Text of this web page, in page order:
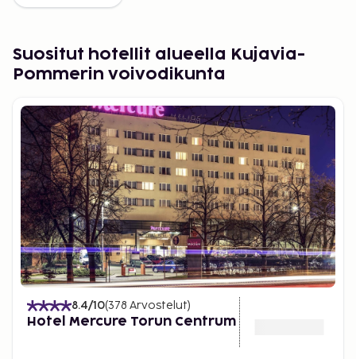
Suositut hotellit alueella Kujavia-
Pommerin voivodikunta
8.4/10(378 Arvostelut)
Hotel Mercure Torun Centrum